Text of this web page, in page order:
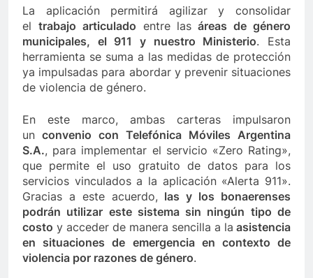
La aplicación permitirá agilizar y consolidar
el trabajo articulado entre las áreas de género
municipales, el 911 y nuestro Ministerio. Esta
herramienta se suma a las medidas de protección
ya impulsadas para abordar y prevenir situaciones
de violencia de género.
En este marco, ambas carteras impulsaron
un convenio con Telefónica Móviles Argentina
S.A., para implementar el servicio «Zero Rating»,
que permite el uso gratuito de datos para los
servicios vinculados a la aplicación «Alerta 911».
Gracias a este acuerdo, las y los bonaerenses
podrán utilizar este sistema sin ningún tipo de
costo y acceder de manera sencilla a la asistencia
en situaciones de emergencia en contexto de
violencia por razones de género.